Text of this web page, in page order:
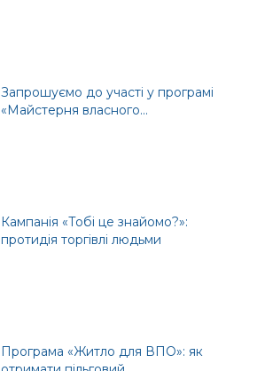
Запрошуємо до участі у програмі
«Майстерня власного...
Кампанія «Тобі це знайомо?»:
протидія торгівлі людьми
Програма «Житло для ВПО»: як